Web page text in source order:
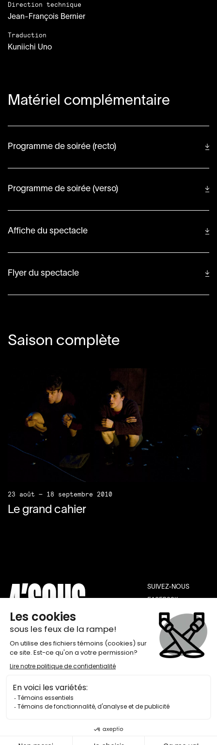
Direction technique
Jean-François Bernier
Traduction
Kuniichi Uno
Matériel complémentaire
Programme de soirée (recto)
Programme de soirée (verso)
Affiche du spectacle
Flyer du spectacle
Saison complète
23 août — 18 septembre 2010
Le grand cahier
SUIVEZ-NOUS
FACEBOOK
YOUTUBE
THÉÂTRE DE QUAT’SOUS
100, AVENUE DES PINS EST,
INFOLETTRE